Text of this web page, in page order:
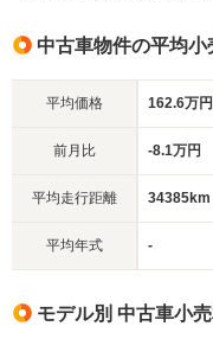
中古車物件の平均
平均価格 162.6万円
前月比 -8.1万円
平均走行距離 34385km
平均年式 -
モデル別 中古車小